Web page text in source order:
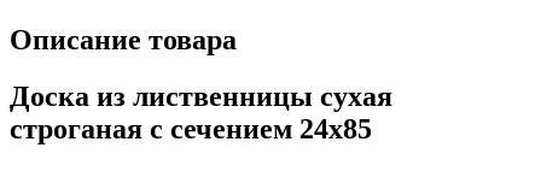
Описание товара
Доска из лиственницы сухая
строганая с сечением 24x85